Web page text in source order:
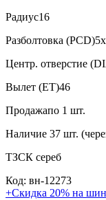
Радиус16
Разболтовка (PCD)
Центр. отверстие
Вылет (ET)46
Продажапо 1 шт.
Наличие 37 шт.
ТЗСК сереб
Код: вн-12273
+Скидка 20% на